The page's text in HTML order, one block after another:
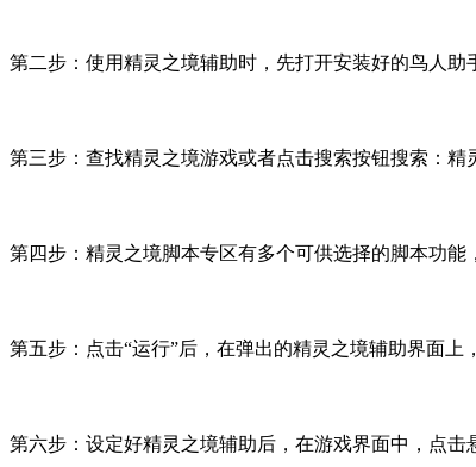
第二步：使用精灵之境辅助时，先打开安装好的鸟人助
第三步：查找精灵之境游戏或者点击搜索按钮搜索：
第四步：精灵之境脚本专区有多个可供选择的脚本功
第五步：点击“运行”后，在弹出的精灵之境辅助界面上
第六步：设定好精灵之境辅助后，在游戏界面中，点击